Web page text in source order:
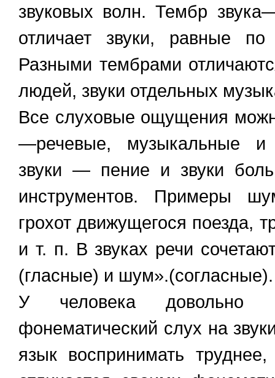
звуковых волн. Тембр
отличает звуки, равные
Разными тембрами
людей, звуки отдельных
Все слуховые ощущения
—речевые, музыкальные
звуки — пение и звуки
инструментов. Примеры
грохот движущегося поезда,
и т. п. В звуках речи
(гласные) и шум».(согласные).
У человека довольно
фонематический слух на
язык воспринимать